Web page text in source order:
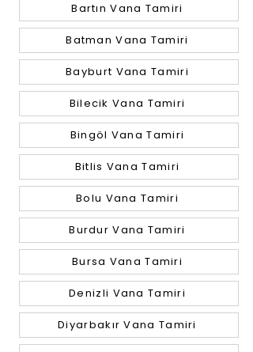
Bartın Vana Tamiri
Batman Vana Tamiri
Bayburt Vana Tamiri
Bilecik Vana Tamiri
Bingöl Vana Tamiri
Bitlis Vana Tamiri
Bolu Vana Tamiri
Burdur Vana Tamiri
Bursa Vana Tamiri
Denizli Vana Tamiri
Diyarbakır Vana Tamiri